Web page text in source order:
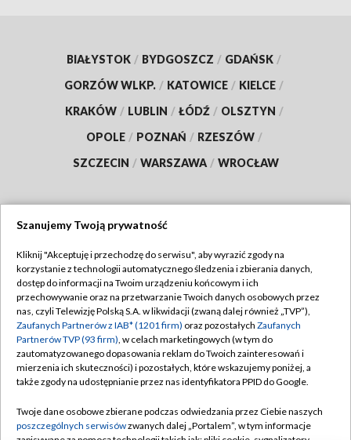
BIAŁYSTOK / BYDGOSZCZ / GDAŃSK /
GORZÓW WLKP. / KATOWICE / KIELCE /
KRAKÓW / LUBLIN / ŁÓDŹ / OLSZTYN /
OPOLE / POZNAŃ / RZESZÓW /
SZCZECIN / WARSZAWA / WROCŁAW
TVP
Abonament TVP
Emisja w TVP
Centrum informacji TVP
Naziemna Telewizja Cyfrowa
Rada Programowa
Regulamin TVP
Polityka prywatności
Moje zgody
Pomoc
Kontakt
Szanujemy Twoją prywatność
Kliknij "Akceptuję i przechodzę do serwisu", aby wyrazić zgody na
korzystanie z technologii automatycznego śledzenia i zbierania danych,
dostęp do informacji na Twoim urządzeniu końcowym i ich
przechowywanie oraz na przetwarzanie Twoich danych osobowych przez
nas, czyli Telewizję Polską S.A. w likwidacji (zwaną dalej również „TVP”),
Zaufanych Partnerów z IAB* (1201 firm) oraz pozostałych Zaufanych
Partnerów TVP (93 firm), w celach marketingowych (w tym do
zautomatyzowanego dopasowania reklam do Twoich zainteresowań i
mierzenia ich skuteczności) i pozostałych, które wskazujemy poniżej, a
także zgody na udostępnianie przez nas identyfikatora PPID do Google.
Twoje dane osobowe zbierane podczas odwiedzania przez Ciebie naszych
poszczególnych serwisówzwanych dalej „Portalem”, w tym informacje